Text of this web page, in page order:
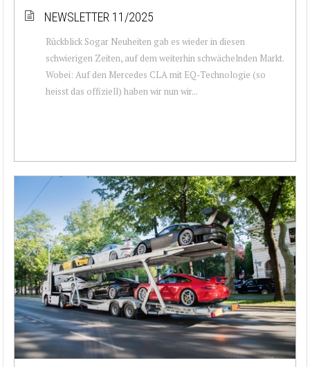
NEWSLETTER 11/2025
Rückblick Sogar Neuheiten gab es wieder in diesen
schwierigen Zeiten, auf dem weiterhin schwächelnden Markt.
Wobei: Auf den Mercedes CLA mit EQ-Technologie (so
heisst das offiziell) haben wir nun wir...